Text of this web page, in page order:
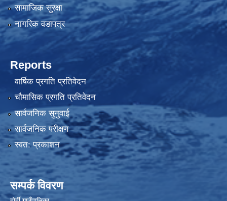
सामाजिक सुरक्षा
नागरिक वडापत्र
Reports
वार्षिक प्रगति प्रतिवेदन
चौमासिक प्रगति प्रतिवेदन
सार्वजनिक सुनुवाई
सार्वजनिक परीक्षण
स्वत: प्रकाशन
सम्पर्क विवरण